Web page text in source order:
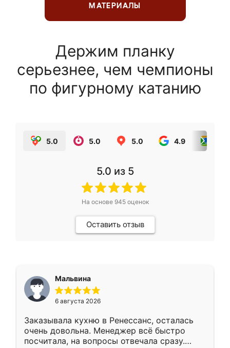
МАТЕРИАЛЫ
Держим планку
серьезнее, чем чемпионы
по фигурному катанию
5.0 5.0 5.0 4.9
5.0 из 5
На основе 945оценок
Оставить отзыв
Мальвина
6 августа 2026
Заказывала кухню в Ренессанс, осталась
очень довольна. Менеджер всё быстро
посчитала, на вопросы отвечала сразу.